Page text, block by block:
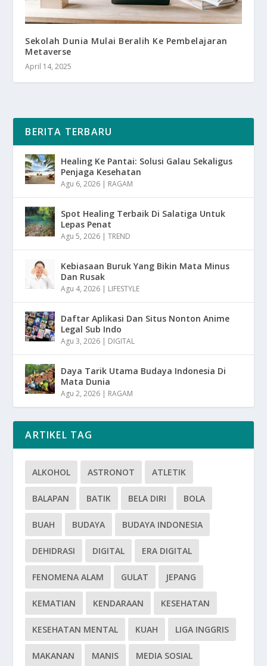
Sekolah Dunia Mulai Beralih Ke Pembelajaran
Metaverse
April 14, 2025
BERITA TERBARU
Healing Ke Pantai: Solusi Galau Sekaligus
Penjaga Kesehatan
Agu 6, 2026 | RAGAM
Spot Healing Terbaik Di Salatiga Untuk
Lepas Penat
Agu 5, 2026 |TREND
Kebiasaan Buruk Yang Bikin Mata Minus
Dan Rusak
Agu 4, 2026 | LIFESTYLE
Daftar Aplikasi Dan Situs Nonton Anime
Legal Sub Indo
Agu 3, 2026 | DIGITAL
Daya Tarik Utama Budaya Indonesia Di
Mata Dunia
Agu 2, 2026 | RAGAM
ARTIKEL TAG
ALKOHOL ASTRONOT ATLETIK
BALAPAN BATIK BELA DIRI BOLA
BUAH BUDAYA BUDAYA INDONESIA
DEHIDRASI DIGITAL ERA DIGITAL
FENOMENA ALAM GULAT JEPANG
KEMATIAN KENDARAAN KESEHATAN
KESEHATAN MENTAL KUAH LIGA INGGRIS
MAKANAN MANIS MEDIA SOSIAL